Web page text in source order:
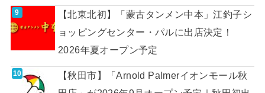
【北東北初】「蒙古タンメン中本」江釣子シ
ョッピングセンター・パルに出店決定！
2026年夏オープン予定
【秋田市】「Arnold Palmerイオンモール秋